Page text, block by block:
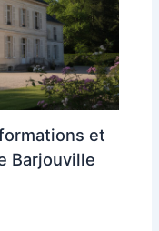
et
Barjouville